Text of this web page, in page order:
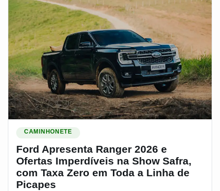
CAMINHONETE
Ford Apresenta Ranger 2026 e
Ofertas Imperdíveis na Show Safra,
com Taxa Zero em Toda a Linha de
Picapes